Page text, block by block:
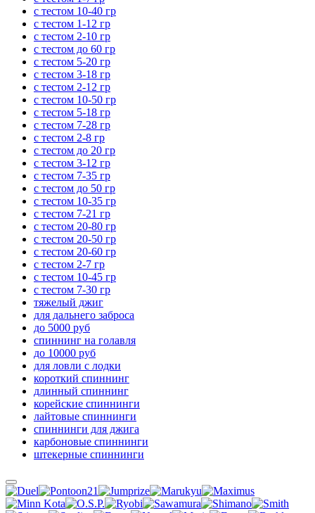
с тестом 10-40 гр
с тестом 1-12 гр
с тестом 2-10 гр
с тестом до 60 гр
с тестом 5-20 гр
с тестом 3-18 гр
с тестом 2-12 гр
с тестом 10-50 гр
с тестом 5-18 гр
с тестом 7-28 гр
с тестом 2-8 гр
с тестом до 20 гр
с тестом 3-12 гр
с тестом 7-35 гр
с тестом до 50 гр
с тестом 10-35 гр
с тестом 7-21 гр
с тестом 20-80 гр
с тестом 20-50 гр
с тестом 20-60 гр
с тестом 2-7 гр
с тестом 10-45 гр
с тестом 7-30 гр
тяжелый джиг
для дальнего заброса
до 5000 руб
спиннинг на голавля
до 10000 руб
для ловли с лодки
короткий спиннинг
длинный спиннинг
корейские спиннинги
лайтовые спиннинги
спиннинги для джига
карбоновые спиннинги
штекерные спиннинги